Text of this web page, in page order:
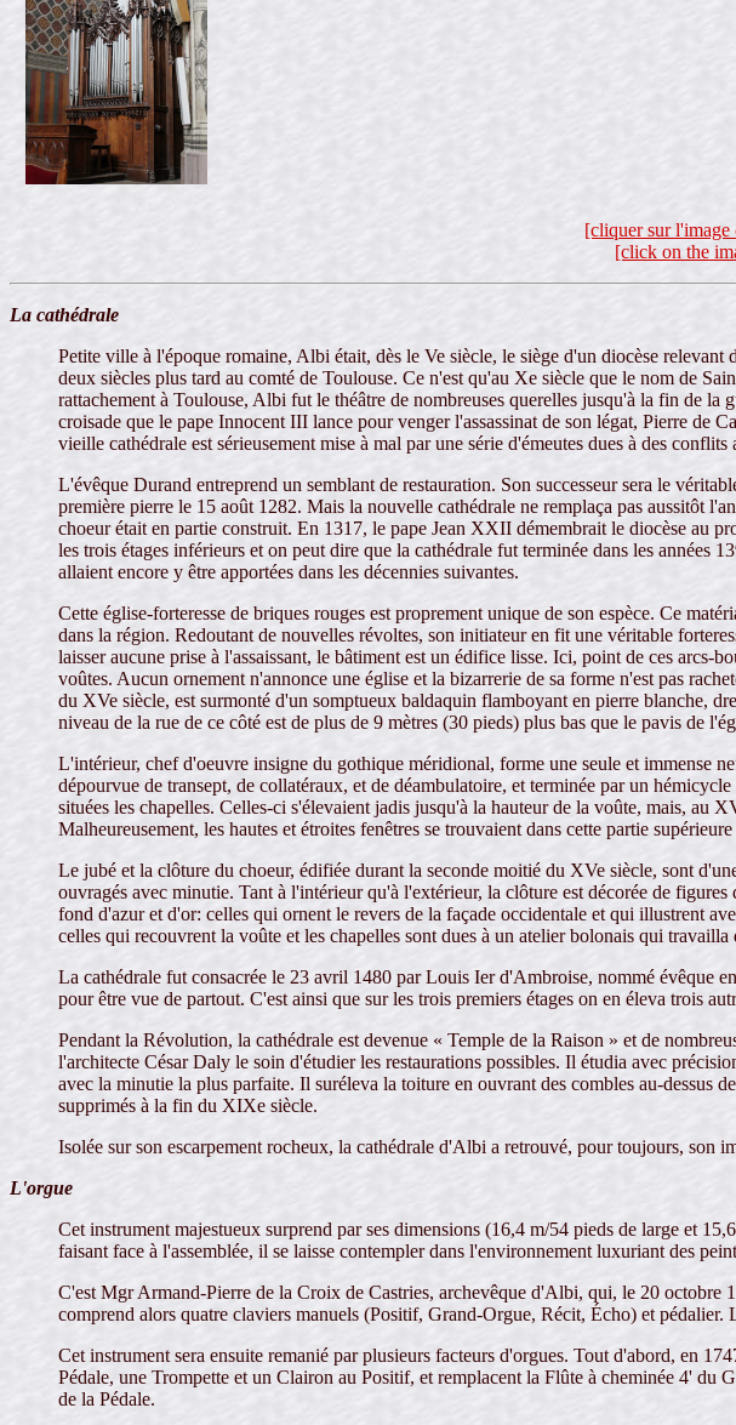
[cliquer sur
[click on the
La cathédrale
Petite ville à l'époque romaine, Albi était, dès le Ve siècle, le siège d'un diocèse
deux siècles plus tard au comté de Toulouse. Ce n'est qu'au Xe siècle que le nom de
rattachement à Toulouse, Albi fut le théâtre de nombreuses querelles jusqu'à la fin de
croisade que le pape Innocent III lance pour venger l'assassinat de son légat, Pierre de
vieille cathédrale est sérieusement mise à mal par une série d'émeutes dues à des
L'évêque Durand entreprend un semblant de restauration. Son successeur sera le
première pierre le 15 août 1282. Mais la nouvelle cathédrale ne remplaça pas aussitôt
choeur était en partie construit. En 1317, le pape Jean XXII démembrait le diocèse au
les trois étages inférieurs et on peut dire que la cathédrale fut terminée dans les
allaient encore y être apportées dans les décennies suivantes.
Cette église-forteresse de briques rouges est proprement unique de son espèce. Ce
dans la région. Redoutant de nouvelles révoltes, son initiateur en fit une véritable
laisser aucune prise à l'assaissant, le bâtiment est un édifice lisse. Ici, point de ces arcs-
voûtes. Aucun ornement n'annonce une église et la bizarrerie de sa forme n'est pas
du XVe siècle, est surmonté d'un somptueux baldaquin flamboyant en pierre blanche,
niveau de la rue de ce côté est de plus de 9 mètres (30 pieds) plus bas que le pavis de
L'intérieur, chef d'oeuvre insigne du gothique méridional, forme une seule et immense
dépourvue de transept, de collatéraux, et de déambulatoire, et terminée par un
situées les chapelles. Celles-ci s'élevaient jadis jusqu'à la hauteur de la voûte, mais, au
Malheureusement, les hautes et étroites fenêtres se trouvaient dans cette partie
Le jubé et la clôture du choeur, édifiée durant la seconde moitié du XVe siècle, sont
ouvragés avec minutie. Tant à l'intérieur qu'à l'extérieur, la clôture est décorée de
fond d'azur et d'or: celles qui ornent le revers de la façade occidentale et qui illustrent
celles qui recouvrent la voûte et les chapelles sont dues à un atelier bolonais qui
La cathédrale fut consacrée le 23 avril 1480 par Louis Ier d'Ambroise, nommé évêque
pour être vue de partout. C'est ainsi que sur les trois premiers étages on en éleva trois
Pendant la Révolution, la cathédrale est devenue « Temple de la Raison » et de
l'architecte César Daly le soin d'étudier les restaurations possibles. Il étudia avec
avec la minutie la plus parfaite. Il suréleva la toiture en ouvrant des combles au-dessus
supprimés à la fin du XIXe siècle.
Isolée sur son escarpement rocheux, la cathédrale d'Albi a retrouvé, pour toujours, son
L'orgue
Cet instrument majestueux surprend par ses dimensions (16,4 m/54 pieds de large et
faisant face à l'assemblée, il se laisse contempler dans l'environnement luxuriant des
C'est Mgr Armand-Pierre de la Croix de Castries, archevêque d'Albi, qui, le 20
comprend alors quatre claviers manuels (Positif, Grand-Orgue, Récit, Écho) et
Cet instrument sera ensuite remanié par plusieurs facteurs d'orgues. Tout d'abord, en
Pédale, une Trompette et un Clairon au Positif, et remplacent la Flûte à cheminée 4'
de la Pédale.